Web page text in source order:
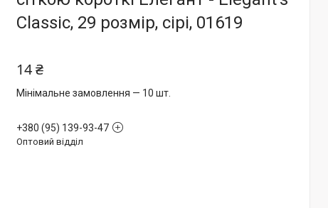
Classic, 29 розмір, сірі, 01619
14 ₴
Мінімальне замовлення — 10 шт.
+380 (95) 139-93-47
Оптовий відділ